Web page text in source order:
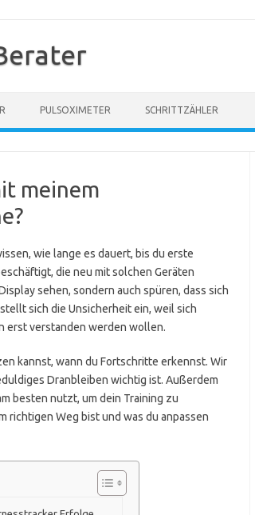
PULSOXIMETER SCHRITTZÄHLER
meinem
wie lange es dauert, bis du erste
die neu mit solchen Geräten
sehen, sondern auch spüren, dass sich
sich die Unsicherheit ein, weil sich
erst verstanden werden wollen.
kannst, wann du Fortschritte erkennst. Wir
Dranbleiben wichtig ist. Außerdem
besten nutzt, um dein Training zu
richtigen Weg bist und was du anpassen